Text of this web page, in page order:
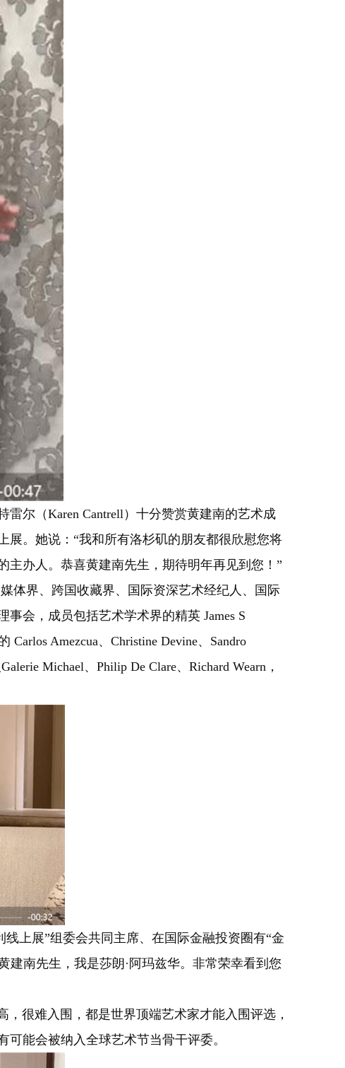
尔（Karen Cantrell）十分赞赏黄建南的艺术成
。她说：“我和所有洛杉矶的朋友都很欣慰您将
办人。恭喜黄建南先生，期待明年再见到您！”
界、跨国收藏界、国际资深艺术经纪人、国际
会，成员包括艺术学术界的精英 James S
Carlos Amezcua、Christine Devine、Sandro
Michael、Philip De Clare、Richard Wearn，
上展”组委会共同主席、在国际金融投资圈有“金
建南先生，我是莎朗·阿玛兹华。非常荣幸看到您
很难入围，都是世界顶端艺术家才能入围评选，
能会被纳入全球艺术节当骨干评委。